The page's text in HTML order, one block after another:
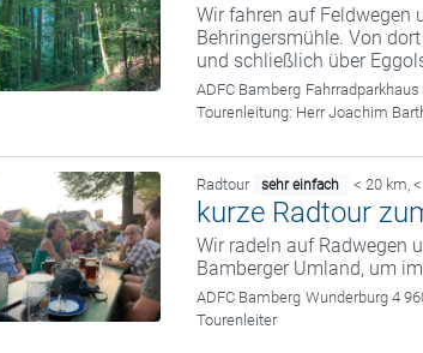
Wir fahren auf Feldwegen
Behringersmühle. Von
und schließlich über
ADFC Bamberg
Tourenleitung: Herr Joachim
Radtour sehr einfach < 20 km,
kurze Radtour
Wir radeln auf Radwegen
Bamberger Umland, um
ADFC Bamberg Wunderburg 4
Tourenleiter